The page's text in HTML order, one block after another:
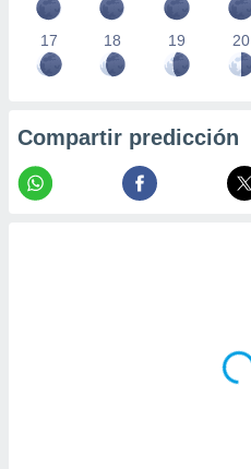
17 18 19 20
Compartir predicción